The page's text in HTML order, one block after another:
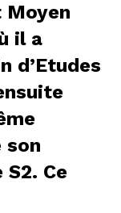
Moyen
il a
d’Etudes
son
Ce